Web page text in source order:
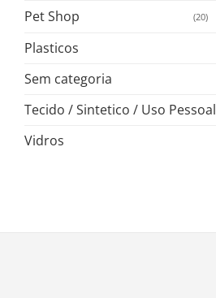
Pet Shop (20)
Plasticos
Sem categoria
Tecido / Sintetico / Uso Pessoal
Vidros